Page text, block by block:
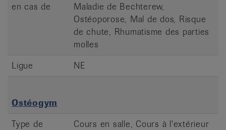
en cas de
Maladie de Bechterew,
Ostéoporose, Mal de dos, Risque
de chute, Rhumatisme des parties
molles
Ligue
NE
Ostéogym
Type de
Cours en salle, Cours à l'extérieur